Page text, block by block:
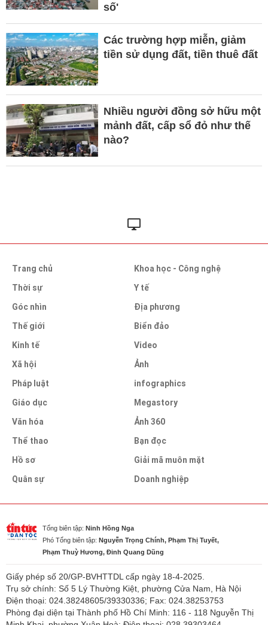
số'
Các trường hợp miễn, giảm
tiền sử dụng đất, tiền thuê đất
Nhiều người đồng sở hữu một
mảnh đất, cấp sổ đỏ như thế
nào?
Trang chủ
Thời sự
Góc nhìn
Thế giới
Kinh tế
Xã hội
Pháp luật
Giáo dục
Văn hóa
Thể thao
Hồ sơ
Quân sự
Khoa học - Công nghệ
Y tế
Địa phương
Biển đảo
Video
Ảnh
infographics
Megastory
Ảnh 360
Bạn đọc
Giải mã muôn mặt
Doanh nghiệp
Tổng biên tập: Ninh Hồng Nga
Phó Tổng biên tập: Nguyễn Trọng Chính, Phạm Thị Tuyết,
Phạm Thuỳ Hương, Đinh Quang Dũng
Giấy phép số 20/GP-BVHTTDL cấp ngày 18-4-2025.
Trụ sở chính: Số 5 Lý Thường Kiệt, phường Cửa Nam, Hà Nội
Điện thoại: 024.38248605/39330336; Fax: 024.38253753
Phòng đại diện tại Thành phố Hồ Chí Minh: 116 - 118 Nguyễn Thị